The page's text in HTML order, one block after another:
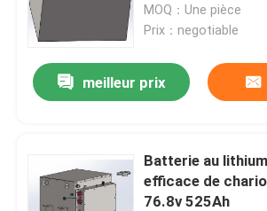
Maison
Produits
Visite d'usine
Electric de lithium
MOQ：Une pièce
Prix：negotiable
meilleur prix
Batterie au
efficace de
76.8v 525Ah